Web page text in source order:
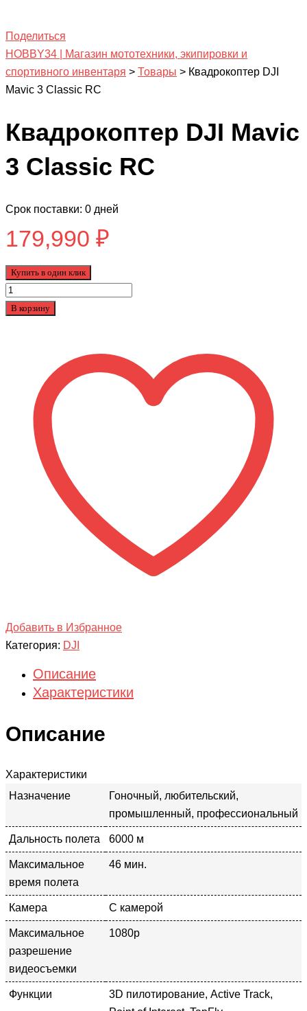
Поделиться
HOBBY34 | Магазин мототехники, экипировки и
спортивного инвентаря > Товары > Квадрокоптер DJI
Mavic 3 Classic RC
Квадрокоптер DJI Mavic
3 Classic RC
Срок поставки: 0 дней
179,990 ₽
Купить в один клик
Количество
товара
Classic
В корзину
Добавить в Избранное
Категория: DJI
Описание
Характеристики
Описание
Характеристики
Назначение
Гоночный, любительский,
промышленный, профессиональный
Дальность полета 6000 м
Максимальное
время полета
46 мин.
Камера С камерой
Максимальное
разрешение
видеосъемки
1080p
Функции
3D пилотирование, Active Track,